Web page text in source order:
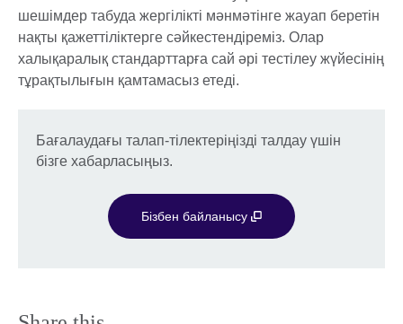
шешімдер табуда жергілікті мәнмәтінге жауап беретін
нақты қажеттіліктерге сәйкестендіреміз. Олар
халықаралық стандарттарға сай әрі тестілеу жүйесінің
тұрақтылығын қамтамасыз етеді.
Бағалаудағы талап-тілектеріңізді талдау үшін
бізге хабарласыңыз.
Бізбен байланысу